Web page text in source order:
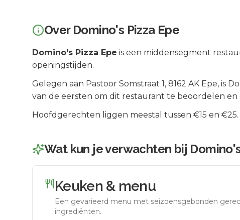
Over Domino's Pizza Epe
Domino's Pizza Epe is een middensegment
openingstijden.
Gelegen aan Pastoor Somstraat 1, 8162 AK Epe, is
van de eersten om dit restaurant te beoordelen
Hoofdgerechten liggen meestal tussen €15 en
Wat kun je verwachten bij
Keuken & menu
Een gevarieerd menu met seizoensgebonden
ingrediënten.